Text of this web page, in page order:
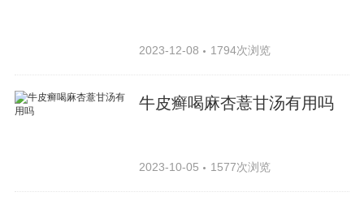
2023-12-08 1794次浏览
牛皮癣喝麻杏薏甘汤有用吗
2023-10-05 1577次浏览